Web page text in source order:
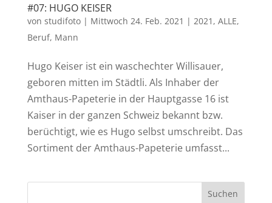
#07: HUGO KEISER
von studifoto| Mittwoch 24. Feb. 2021 | 2021 , ALLE,
Beruf, Mann
Hugo Keiser ist ein waschechter Willisauer,
geboren mitten im Städtli. Als Inhaber der
Amthaus-Papeterie in der Hauptgasse 16 ist
Kaiser in der ganzen Schweiz bekannt bzw.
berüchtigt, wie es Hugo selbst umschreibt. Das
Sortiment der Amthaus-Papeterie umfasst...